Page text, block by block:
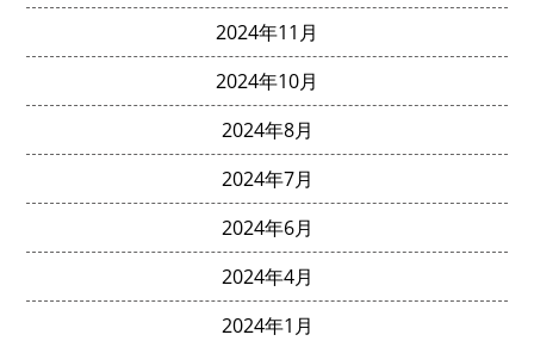
2024年11月
2024年10月
2024年8月
2024年7月
2024年6月
2024年4月
2024年1月